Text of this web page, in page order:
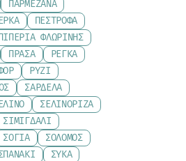
ΠΑΡΜΕΖΆΝΑ
ΠΈΣΤΡΟΦΑ
ΦΛΩΡΊΝΗΣ
ΠΡΆΣΑ
ΡΈΓΚΑ
ΡΎΖΙ
ΣΑΡΔΈΛΑ
ΣΕΛΙΝΌΡΙΖΑ
ΣΙΜΙΓΔΆΛΙ
ΣΌΓΙΑ
ΣΟΛΟΜΌΣ
ΣΎΚΑ